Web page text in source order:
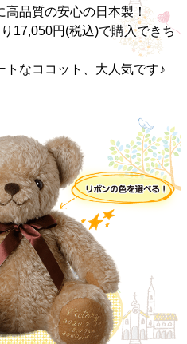
高品質の安心の日本製！
17,050円(税込)で購入できち
トなココット、大人気です♪